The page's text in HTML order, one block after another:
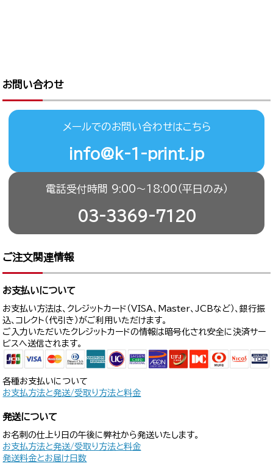
お問い合わせ
メールでのお問い合わせはこちら
info@k-1-print.jp
電話受付時間 9:00〜18:00（平日のみ）
03-3369-7120
ご注文関連情報
お支払いについて
お支払い方法は、クレジットカード（VISA、Master、JCBなど）、銀行振
込、コレクト（代引き）がご利用いただけます。
ご入力いただいたクレジットカードの情報は暗号化され安全に決済サー
ビスへ送信されます。
各種お支払いについて
お支払方法と発送/受取り方法と料金
発送について
お名刺の仕上り日の午後に弊社から発送いたします。
お支払方法と発送/受取り方法と料金
発送料金とお届け日数